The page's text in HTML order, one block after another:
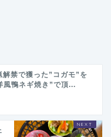
禁で獲った”コガモ”を
風鴨ネギ焼き”で頂...